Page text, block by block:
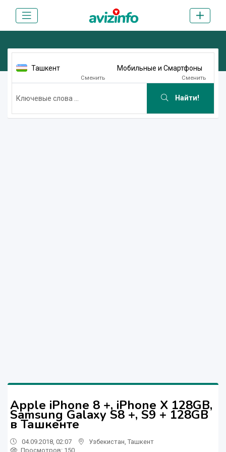
Ташкент
Сменить
Мобильные и Смартфоны
Сменить
Найти!
Apple iPhone 8 +, iPhone X 128GB,
Samsung Galaxy S8 +, S9 + 128GB
в Ташкенте
04.09.2018, 02:07 Узбекистан Ташкент
Просмотров: 150